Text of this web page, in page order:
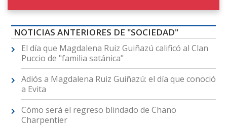
NOTICIAS ANTERIORES DE "SOCIEDAD"
El día que Magdalena Ruiz Guiñazú calificó al Clan
Puccio de "familia satánica"
Adiós a Magdalena Ruiz Guiñazú: el día que conoció
a Evita
Cómo será el regreso blindado de Chano
Charpentier